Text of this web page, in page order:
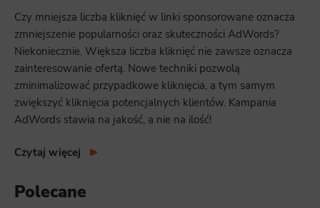
Czy mniejsza liczba kliknięć w linki sponsorowane oznacza
zmniejszenie popularności oraz skuteczności AdWords?
Niekoniecznie. Większa liczba kliknięć nie zawsze oznacza
zainteresowanie ofertą. Nowe techniki pozwolą
zminimalizować przypadkowe kliknięcia, a tym samym
zwiększyć kliknięcia potencjalnych klientów. Kampania
AdWords stawia na jakość, a nie na ilość!
Czytaj więcej
Polecane